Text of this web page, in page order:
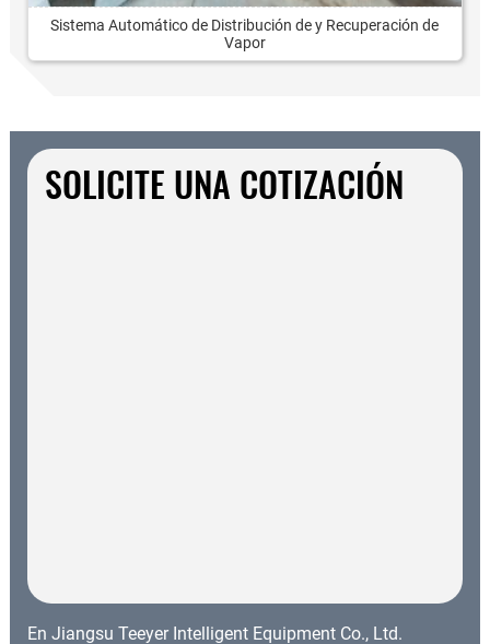
Sistema Automático de Distribución de y Recuperación de
Vapor
SOLICITE UNA COTIZACIÓN
En Jiangsu Teeyer Intelligent Equipment Co., Ltd.